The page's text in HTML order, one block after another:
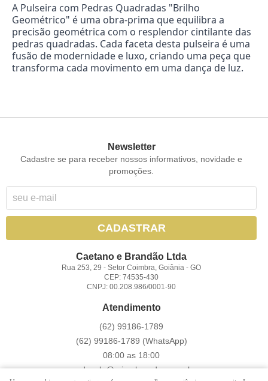
A Pulseira com Pedras Quadradas "Brilho
Geométrico" é uma obra-prima que equilibra a
precisão geométrica com o resplendor cintilante das
pedras quadradas. Cada faceta desta pulseira é uma
fusão de modernidade e luxo, criando uma peça que
transforma cada movimento em uma dança de luz.
Newsletter
Cadastre se para receber nossos informativos, novidade e
promoções.
CADASTRAR
Caetano e Brandão Ltda
Rua 253, 29 -Setor Coimbra, Goiânia -GO
CEP: 74535-430
CNPJ: 00.208.986/0001-90
Atendimento
(62) 99186-1789
(62) 99186-1789 (WhatsApp)
08:00 as 18:00
vendasoln@miresbrandao.com.br